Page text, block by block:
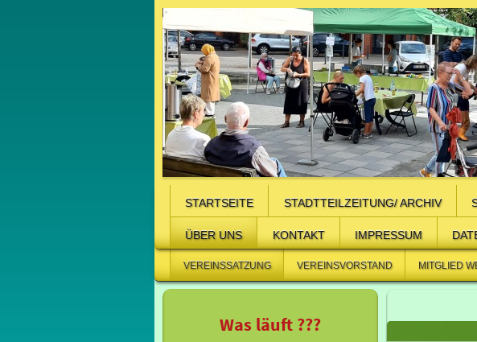
STARTSEITE STADTTEILZEITUNG/ ARCHIV
ÜBER UNS KONTAKT IMPRESSUM
VEREINSSATZUNG VEREINSVORSTAND MITGLIED
Was läuft ???